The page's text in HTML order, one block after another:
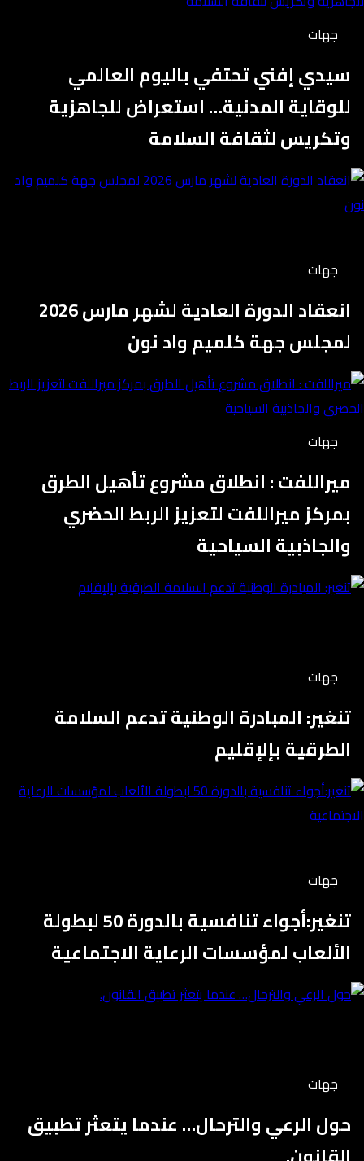
جهات
سيدي إفني تحتفي باليوم العالمي
للوقاية المدنية… استعراض للجاهزية
وتكريس لثقافة السلامة
جهات
انعقاد الدورة العادية لشهر مارس 2026
لمجلس جهة كلميم واد نون
جهات
ميراللفت : انطلاق مشروع تأهيل الطرق
بمركز ميراللفت لتعزيز الربط الحضري
والجاذبية السياحية
جهات
تنغير: المبادرة الوطنية تدعم السلامة
الطرقية بإلإقليم
جهات
تنغير:أجواء تنافسية بالدورة 50 لبطولة
الألعاب لمؤسسات الرعاية الاجتماعية
جهات
حول الرعي والترحال… عندما يتعثر تطبيق